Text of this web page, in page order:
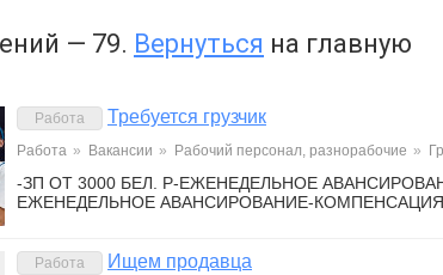
— 79. Вернуться на главную
Работа Требуется грузчик
Работа » Вакансии » Рабочий персонал, разнорабочие »
-ЗП ОТ 3000 БЕЛ. Р-ЕЖЕНЕДЕЛЬНОЕ
ЕЖЕНЕДЕЛЬНОЕ АВАНСИРОВАНИЕ-КОМПЕНСАЦИЯ
Работа Ищем продавца